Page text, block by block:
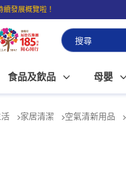
續發展概覽啦！
貨；滿$100即可免費店取。
食品及飲品 母嬰
家居清潔 空氣清新用品